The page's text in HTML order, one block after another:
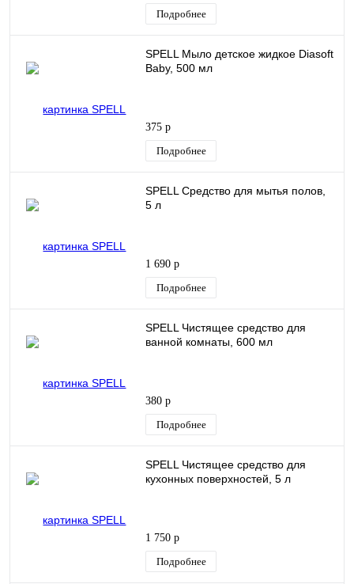
Подробнее
SPELL Мыло детское жидкое Diasoft
Baby, 500 мл
375 р
Подробнее
SPELL Средство для мытья полов,
5 л
1 690 р
Подробнее
SPELL Чистящее средство для
ванной комнаты, 600 мл
380 р
Подробнее
SPELL Чистящее средство для
кухонных поверхностей, 5 л
1 750 р
Подробнее